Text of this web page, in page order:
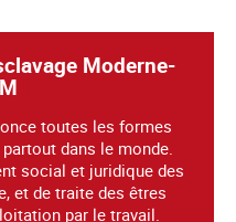
Moderne-
toutes les formes
dans le monde.
social et juridique des
et de traite des êtres
par le travail.